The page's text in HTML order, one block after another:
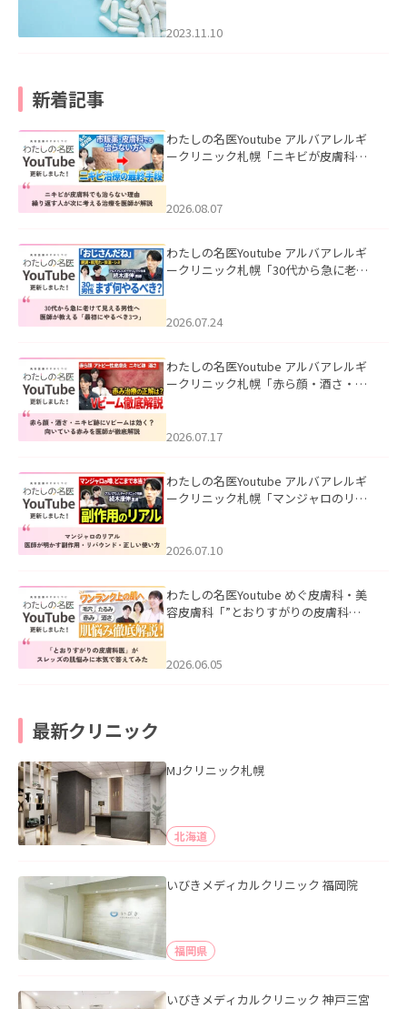
2023.11.10
新着記事
わたしの名医Youtube アルバアレルギ
ークリニック札幌「ニキビが皮膚科で
ました。
2026.08.07
わたしの名医Youtube アルバアレルギ
ークリニック札幌「30代から急に老け
た。
2026.07.24
わたしの名医Youtube アルバアレルギ
ークリニック札幌「赤ら顔・酒さ・ニ
した。
2026.07.17
わたしの名医Youtube アルバアレルギ
ークリニック札幌「マンジャロのリア
た。
2026.07.10
わたしの名医Youtube めぐ皮膚科・美
容皮膚科「”とおりすがりの皮膚科
2026.06.05
最新クリニック
MJクリニック札幌
北海道
いびきメディカルクリニック 福岡院
福岡県
いびきメディカルクリニック 神戸三宮